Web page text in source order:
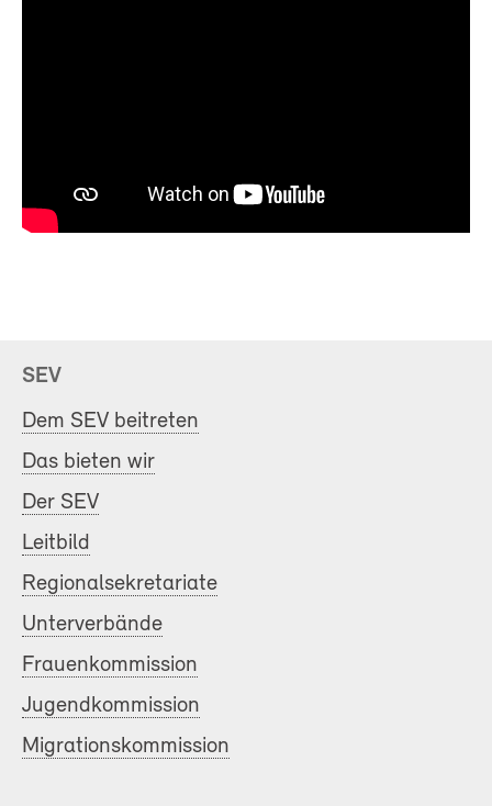
SEV
Dem SEV beitreten
Das bieten wir
Der SEV
Leitbild
Regionalsekretariate
Unterverbände
Frauenkommission
Jugendkommission
Migrationskommission